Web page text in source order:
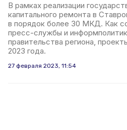
В рамках реализации
капитального ремонта в
в порядок более 30 МКД. Как
пресс-службы и
правительства региона,
2023 года.
27 февраля 2023, 11:54